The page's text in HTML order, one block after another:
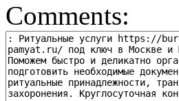
Comments: